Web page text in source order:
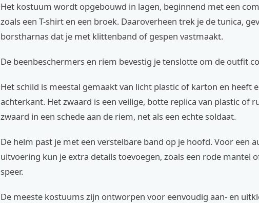
Het kostuum wordt opgebouwd in lagen, beginnend met een
zoals een T-shirt en een broek. Daaroverheen trek je de tunica,
borstharnas dat je met klittenband of gespen vastmaakt.
De beenbeschermers en riem bevestig je tenslotte om de outfit
Het schild is meestal gemaakt van licht plastic of karton en heeft
achterkant. Het zwaard is een veilige, botte replica van plastic of
zwaard in een schede aan de riem, net als een echte soldaat.
De helm past je met een verstelbare band op je hoofd. Voor een
uitvoering kun je extra details toevoegen, zoals een rode mantel
speer.
De meeste kostuums zijn ontworpen voor eenvoudig aan- en